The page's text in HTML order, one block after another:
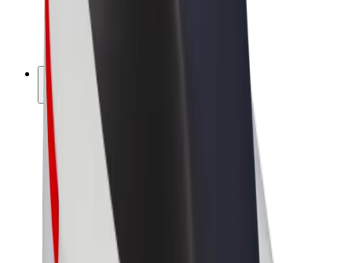
ელ. ბაიკი
Bolt Plus
გამოიმუშავე Bolt-თან ერთად
მძღოლები
მძღოლის შემოსავლები
კურიერები
კურიერის შემოსავლები
Bolt Food პარტნიორები
ავტოპარკები